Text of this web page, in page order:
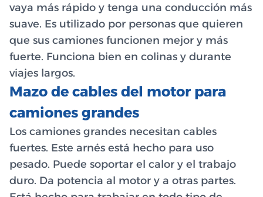
vaya más rápido y tenga una conducción más
suave. Es utilizado por personas que quieren
que sus camiones funcionen mejor y más
fuerte. Funciona bien en colinas y durante
viajes largos.
Mazo de cables del motor para
camiones grandes
Los camiones grandes necesitan cables
fuertes. Este arnés está hecho para uso
pesado. Puede soportar el calor y el trabajo
duro. Da potencia al motor y a otras partes.